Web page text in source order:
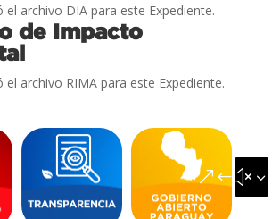
archivo DIA para este Expediente.
de Impacto
archivo RIMA para este Expediente.